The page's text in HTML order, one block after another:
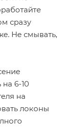
сразу
Не смывать,
6-10
на
локоны